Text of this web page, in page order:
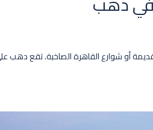
شوارع القاهرة الصاخبة. تقع دهب على بعد 60